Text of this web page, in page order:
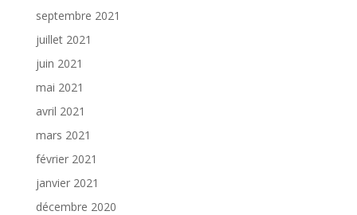
septembre 2021
juillet 2021
juin 2021
mai 2021
avril 2021
mars 2021
février 2021
janvier 2021
décembre 2020